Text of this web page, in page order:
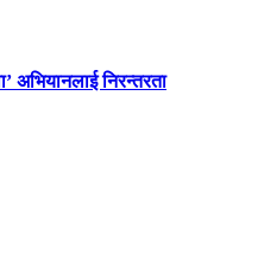
अभियानलाई निरन्तरता